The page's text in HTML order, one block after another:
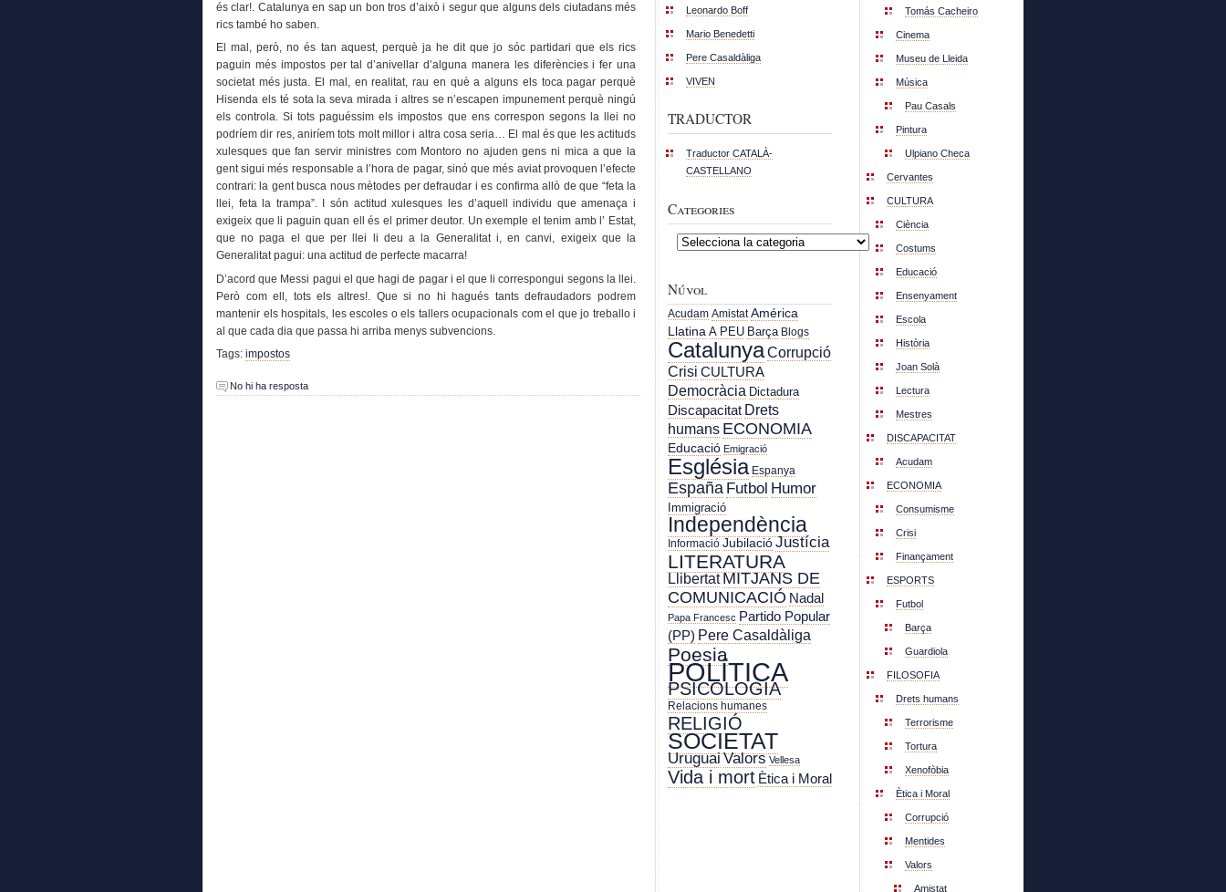
és clar!. Catalunya en sap un bon tros d’això i segur que alguns dels ciutadans més
rics també ho saben.
El mal, però, no és tan aquest, perquè ja he dit que jo sóc partidari que els rics
paguin més impostos per tal d’anivellar d’alguna manera les diferències i fer una
societat més justa. El mal, en realitat, rau en què a alguns els toca pagar perquè
Hisenda els té sota la seva mirada i altres se n’escapen impunement perquè ningú
els controla. Si tots paguéssim els impostos que ens correspon segons la llei no
podríem dir res, aniríem tots molt millor i altra cosa seria… El mal és que les actituds
xulesques que fan servir ministres com Montoro no ajuden gens ni mica a que la
gent sigui més responsable a l’hora de pagar, sinó que més aviat provoquen l’efecte
contrari: la gent busca nous mètodes per defraudar i es confirma allò de que “feta la
llei, feta la trampa”. I són actitud xulesques les d’aquell individu que amenaça i
exigeix que li paguin quan ell és el primer deutor. Un exemple el tenim amb l’ Estat,
que no paga el que per llei li deu a la Generalitat i, en canvi, exigeix que la
Generalitat pagui: una actitud de perfecte macarra!
D’acord que Messi pagui el que hagi de pagar i el que li correspongui segons la llei.
Però com ell, tots els altres!. Que si no hi hagués tants defraudadors podrem
mantenir els hospitals, les escoles o els tallers ocupacionals com el que jo treballo i
al que cada dia que passa hi arriba menys subvencions.
Tags: impostos
No hi ha resposta
Leonardo Boff
Mario Benedetti
Pere Casaldàliga
VIVEN
TRADUCTOR
Traductor CATALÀ-
CASTELLANO
Categories
Categories
Núvol
Acudam Amistat América
Llatina A PEU Barça Blogs
CatalunyaCorrupció
Crisi CULTURA
Democràcia Dictadura
Discapacitat Drets
humans ECONOMIA
Educació Emigració
Església Espanya
España Futbol Humor
Immigració
Independència
Informació JubilacióJustícia
LITERATURA
LlibertatMITJANS DE
COMUNICACIÓ Nadal
Papa Francesc Partido Popular
(PP) Pere Casaldàliga
Poesia
POLÍTICA
PSICOLOGIA
Relacions humanes
RELIGIÓ
SOCIETAT
Uruguai Valors Vellesa
Vida i mort Ètica i Moral
Tomás Cacheiro
Cinema
Museu de Lleida
Música
Pau Casals
Pintura
Ulpiano Checa
Cervantes
CULTURA
Ciència
Costums
Educació
Ensenyament
Escola
Història
Joan Solà
Lectura
Mestres
DISCAPACITAT
Acudam
ECONOMIA
Consumisme
Crisi
Finançament
ESPORTS
Futbol
Barça
Guardiola
FILOSOFIA
Drets humans
Terrorisme
Tortura
Xenofòbia
Ètica i Moral
Corrupció
Mentides
Valors
Amistat